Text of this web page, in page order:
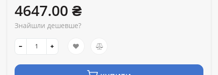
4647.00 ₴
Знайшли дешевше?